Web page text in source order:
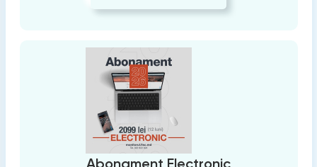
Abonament Electronic